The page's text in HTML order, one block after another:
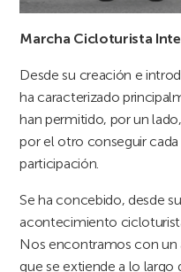
Marcha Cicloturista
Desde su creación e
ha caracterizado
han permitido, por un
por el otro conseguir
participación.
Se ha concebido, desde
acontecimiento
Nos encontramos con un
que se extiende a lo largo